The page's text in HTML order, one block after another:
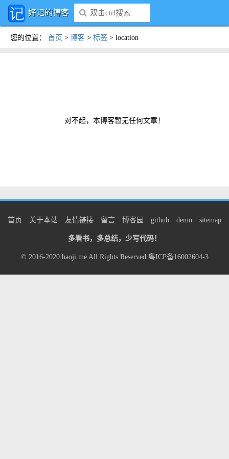
好记的博客
您的位置 ： 首页 > 博客 > 标签 > location
对不起，本博客暂无任何文章！
首页 关于本站 友情链接 留言 博客园 github demo sitemap
多看书，多总结，少写代码！
© 2016-2020 haoji.meAll Rights Reserved 粤ICP备16002604-3